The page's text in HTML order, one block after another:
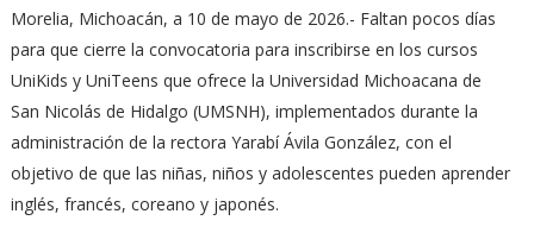
Morelia, Michoacán, a 10 de mayo de 2026.- Faltan pocos días
para que cierre la convocatoria para inscribirse en los cursos
UniKids y UniTeens que ofrece la Universidad Michoacana de
San Nicolás de Hidalgo (UMSNH), implementados durante la
administración de la rectora Yarabí Ávila González, con el
objetivo de que las niñas, niños y adolescentes pueden aprender
inglés, francés, coreano y japonés.